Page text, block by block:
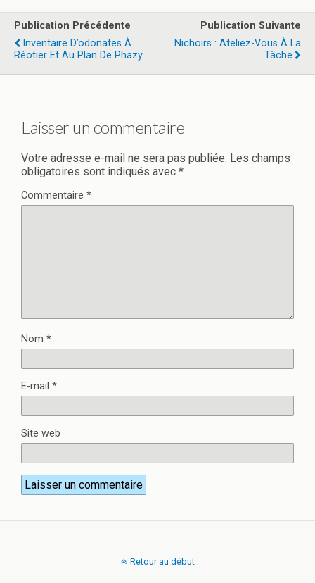
b
o
o
o
d
o
g
er
Publication Précédente
Inventaire D’odonates À
Réotier Et Au Plan De Phazy
Publication Suivante
Nichoirs : Ateliez-Vous À La
Tâche
Laisser un commentaire
Votre adresse e-mail ne sera pas publiée. Les champs
obligatoires sont indiqués avec *
Commentaire *
Nom *
E-mail *
Site web
Retour au début